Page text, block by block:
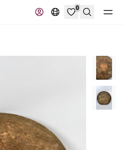
0
Suche